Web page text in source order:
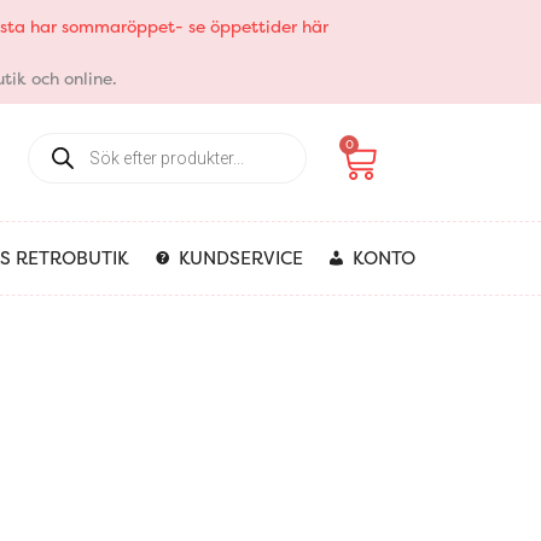
har sommaröppet- se öppettider här
och online.
search
0
Varukorg
RETROBUTIK KUNDSERVICE KONTO